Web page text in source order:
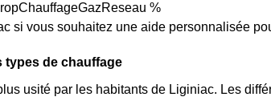
%
si vous souhaitez une aide personnalisée
types de chauffage
usité par les habitants de Liginiac. Les